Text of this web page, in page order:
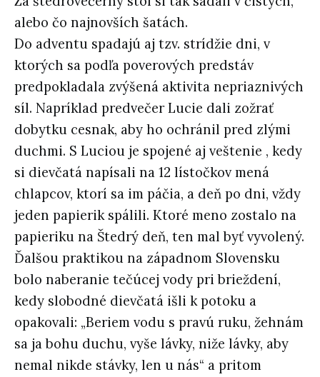
alebo čo najnovších šatách.
Do adventu spadajú aj tzv. strídžie dni, v
ktorých sa podľa poverových predstáv
predpokladala zvýšená aktivita nepriaznivých
síl. Napríklad predvečer Lucie dali zožrať
dobytku cesnak, aby ho ochránil pred zlými
duchmi. S Luciou je spojené aj veštenie , kedy
si dievčatá napísali na 12 lístočkov mená
chlapcov, ktorí sa im páčia, a deň po dni, vždy
jeden papierik spálili. Ktoré meno zostalo na
papieriku na Štedrý deň, ten mal byť vyvolený.
Ďalšou praktikou na západnom Slovensku
bolo naberanie tečúcej vody pri brieždení,
kedy slobodné dievčatá išli k potoku a
opakovali: „Beriem vodu s pravú ruku, žehnám
sa ja bohu duchu, vyše lávky, niže lávky, aby
nemal nikde stávky, len u nás“ a pritom